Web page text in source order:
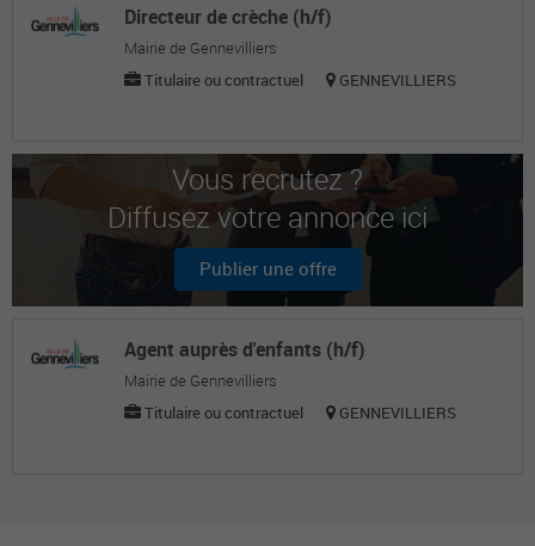
Directeur de crèche (h/f)
Mairie de Gennevilliers
Titulaire ou contractuel
GENNEVILLIERS
Vous recrutez ?
Diffusez votre annonce ici
Publier une offre
Agent auprès d'enfants (h/f)
Mairie de Gennevilliers
Titulaire ou contractuel
GENNEVILLIERS